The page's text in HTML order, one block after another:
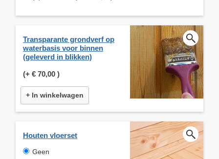
Transparante grondverf op
waterbasis voor binnen
(geleverd in blikken)
(+ € 70,00 )
+ In winkelwagen
Houten vloerset
Geen